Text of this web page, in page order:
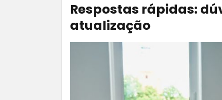
Respostas rápidas:
atualização